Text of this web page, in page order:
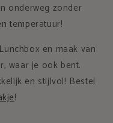
onderweg zonder
temperatuur!
en maak van
waar je ook bent.
en stijlvol! Bestel
!